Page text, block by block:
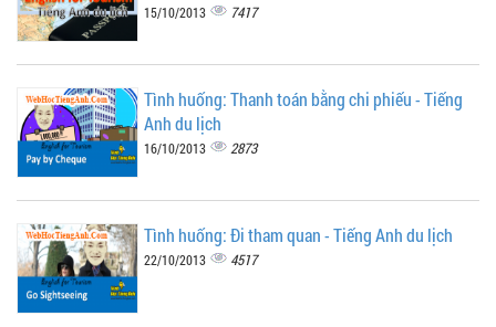
15/10/2013 7417
Tình huống: Thanh toán bằng chi phiếu - Tiếng
Anh du lịch
16/10/2013 2873
Tình huống: Đi tham quan - Tiếng Anh du lịch
22/10/2013 4517